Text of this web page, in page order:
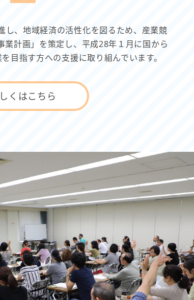
し、地域経済の活性化を図るため、産業競
業計画」を策定し、平成28年１月に国から
目指す方への支援に取り組んでいます。
くはこちら